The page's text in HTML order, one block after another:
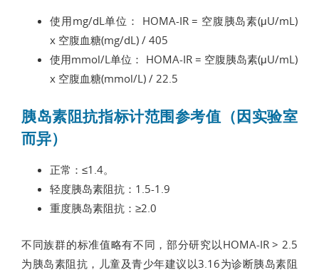
使用mg/dL单位： HOMA-IR = 空腹胰岛素(μU/mL)
x 空腹血糖(mg/dL) / 405
使用mmol/L单位： HOMA-IR = 空腹胰岛素(μU/mL)
x 空腹血糖(mmol/L) / 22.5
胰岛素阻抗指标计范围参考值（因实验室
而异）
正常：≤1.4。
轻度胰岛素阻抗：1.5-1.9
重度胰岛素阻抗：≥2.0
不同族群的标准值略有不同，部分研究以HOMA-IR > 2.5
为胰岛素阻抗，儿童及青少年建议以3.16为诊断胰岛素阻